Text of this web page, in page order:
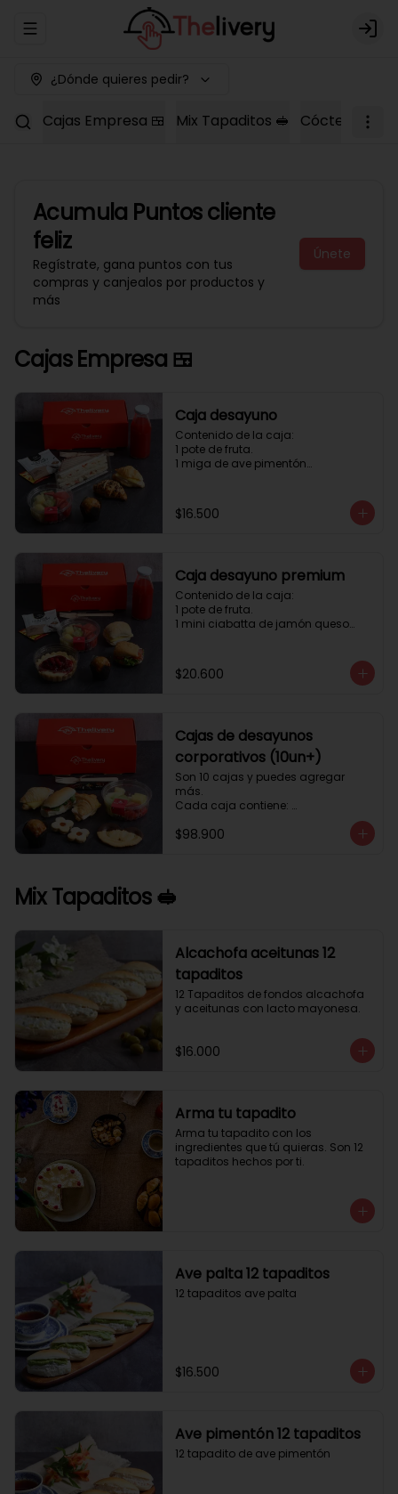
Abrir menu de navegación Login
¿Dónde quieres pedir?
Cajas Empresa 🍱 Mix Tapaditos 🥪 Cóctel Dulce
Acumula Puntos cliente
feliz
Regístrate, gana puntos con tus
compras y canjealos por productos y
más
Únete
Cajas Empresa 🍱
Caja desayuno
Contenido de la caja:
1 pote de fruta.
1 miga de ave pimentón
1 mini muffin
1 sobre de té y café
$16.500
Caja desayuno premium
Contenido de la caja:
1 pote de fruta.
1 mini ciabatta de jamón queso
1 mini muffin
1 cheesecake
$20.600
Cajas de desayunos
corporativos (10un+)
Son 10 cajas y puedes agregar
más.
Cada caja contiene:
2 mini croissant jamón queso.
1 mini muffin.
Estos desayunos no los vendemos
por unidad, desde 10 cajas.
$98.900
Mix Tapaditos 🥪
Alcachofa aceitunas 12
tapaditos
12 Tapaditos de fondos alcachofa
y aceitunas con lacto mayonesa.
$16.000
Arma tu tapadito
Arma tu tapadito con los
ingredientes que tú quieras. Son 12
tapaditos hechos por ti.
Ave palta 12 tapaditos
12 tapaditos ave palta
$16.500
Ave pimentón 12 tapaditos
12 tapadito de ave pimentón